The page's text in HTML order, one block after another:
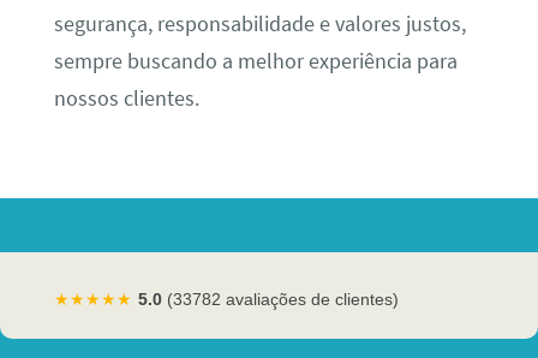
segurança, responsabilidade e valores justos,
sempre buscando a melhor experiência para
nossos clientes.
★★★★★ 5.0 (33782 avaliações de clientes)